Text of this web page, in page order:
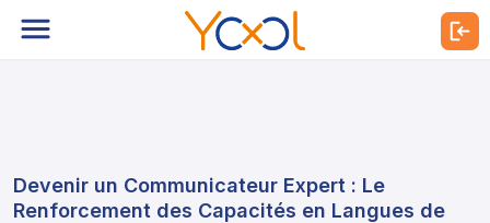
Devenir un Communicateur Expert : Le
Renforcement des Capacités en Langues de